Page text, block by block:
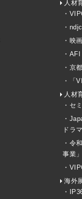
人材
・
・
・映
・
・京
・「
人材
・セ
・
ドラ
・令
事業」
・
海外
・